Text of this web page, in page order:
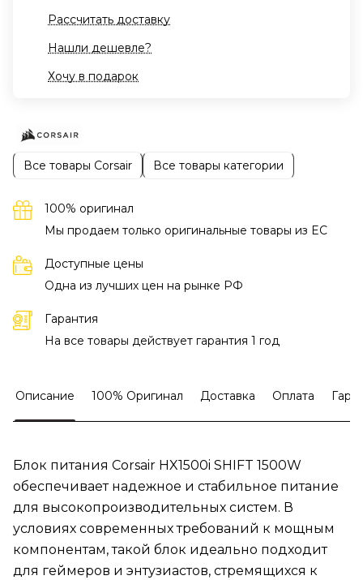
Рассчитать доставку
Нашли дешевле?
Хочу в подарок
Все товары Corsair Все товары категории
100% оригинал
Мы продаем только оригинальные товары из EC
Доступные цены
Одна из лучших цен на рынке РФ
Гарантия
На все товары действует гарантия 1 год
Описание 100% Оригинал Доставка Оплата
Блок питания Corsair HX1500i SHIFT 1500W
обеспечивает надежное и стабильное питание
для высокопроизводительных систем. В
условиях современных требований к мощным
компонентам, такой блок идеально подходит
для геймеров и энтузиастов, стремящихся к